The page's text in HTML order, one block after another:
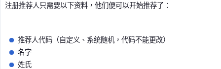
注册推荐人只需要以下资料，他们便可以开始推荐了：
推荐人代码（自定义、系统随机，代码不能更改）
名字
姓氏